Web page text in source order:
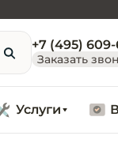
+7 (495)
Заказать
Услуги